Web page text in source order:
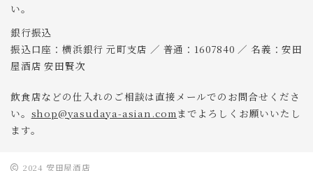
い。
銀行振込
振込口座：横浜銀行 元町支店 ／ 普通：1607840 ／ 名義：安田
屋酒店 安田賢次
飲食店などの仕入れのご相談は直接メールでのお問合せくださ
い。 shop@yasudaya-asian.comまでよろしくお願いいたし
ます。
2024 安田屋酒店